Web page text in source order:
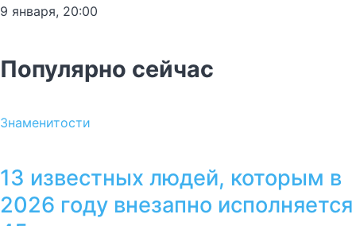
9 января, 20:00
Популярно сейчас
Знаменитости
13 известных людей, которым в
2026 году внезапно исполняется